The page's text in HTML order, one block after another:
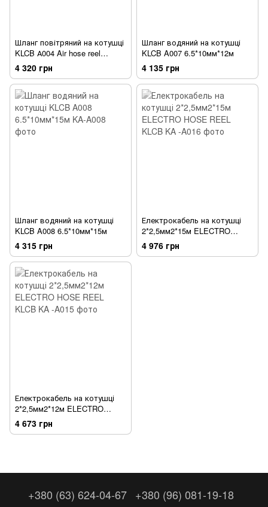
Шланг повітряний на котушці
KLCB А004 Air hose reel
8.0*12.0мм*10м
4 320 грн
Шланг водяний на котушці
KLCB A007 6.5*10мм*12м
4 135 грн
Шланг водяний на котушці
KLCB A008 6.5*10мм*15м
4 315 грн
Електрокабель на котушці
2*2,5мм2*15м ELECTRO
HOSE REEL KLCB
4 976 грн
Електрокабель на котушці
2*2,5мм2*12м ELECTRO
HOSE REEL KLCB
4 673 грн
+380 (63) 624-04-67 +380 (96) 081-19-18